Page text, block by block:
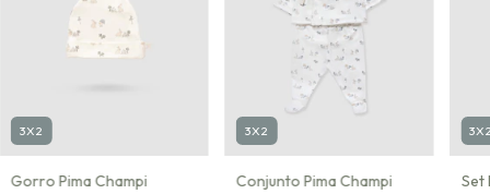
3X2
Gorro Pima Champi
3X2
Conjunto Pima Champi Set